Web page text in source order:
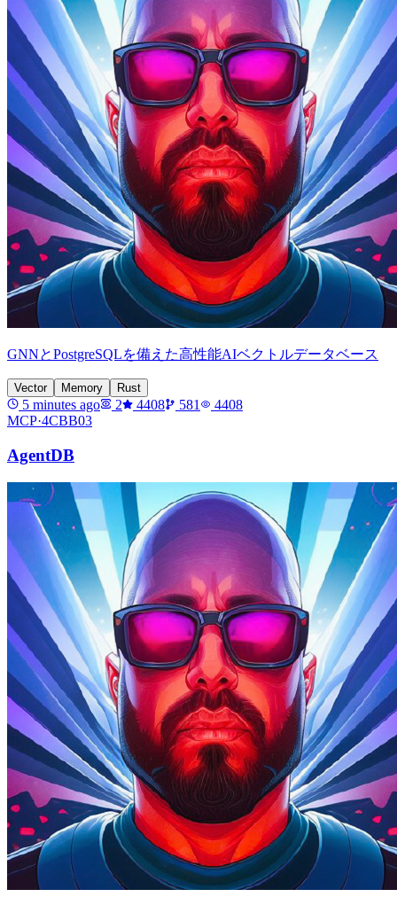
GNNとPostgreSQLを備えた高性能AIベクトルデータベース
Vector Memory Rust
5 minutes ago 2 4408 581
4408
MCP·4CBB03
AgentDB